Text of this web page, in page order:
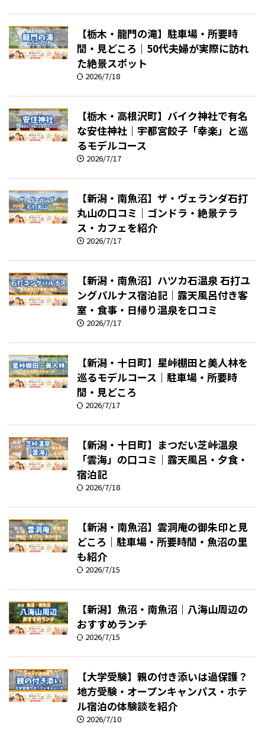
【栃木・龍門の滝】駐車場・所要時
間・見どころ｜50代夫婦が実際に訪れ
た絶景スポット
2026/7/18
【栃木・高根沢町】バイク神社で有名
な安住神社｜宇都宮餃子「幸楽」と巡
るモデルコース
2026/7/17
【新潟・南魚沼】ザ・ヴェランダ石打
丸山の口コミ｜ゴンドラ・絶景テラ
ス・カフェを紹介
2026/7/17
【新潟・南魚沼】ハツカ石温泉 石打ユ
ングパルナス宿泊記｜露天風呂付き客
室・食事・日帰り温泉を口コミ
2026/7/17
【新潟・十日町】星峠棚田と美人林を
巡るモデルコース｜駐車場・所要時
間・見どころ
2026/7/17
【新潟・十日町】まつだい芝峠温泉
「雲海」の口コミ｜露天風呂・夕食・
宿泊記
2026/7/18
【新潟・南魚沼】雲洞庵の御朱印と見
どころ｜駐車場・所要時間・魚沼の里
も紹介
2026/7/15
【新潟】魚沼・南魚沼｜八海山周辺の
おすすめランチ
2026/7/15
【大学受験】親の付き添いは過保護？
地方受験・オープンキャンパス・ホテ
ル宿泊の体験談を紹介
2026/7/10